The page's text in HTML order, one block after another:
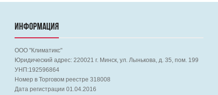
ИНФОРМАЦИЯ
ООО "Климатикс"
Юридический адрес: 220021 г. Минск, ул. Лынькова, д. 35, пом. 199
УНП:192596864
Номер в Торговом реестре 318008
Дата регистрации 01.04.2016